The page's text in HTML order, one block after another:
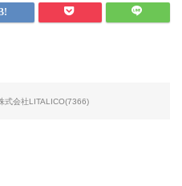
式会社LITALICO(7366)